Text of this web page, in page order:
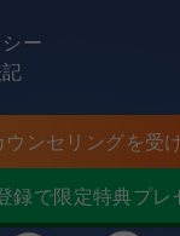
ー
ンセリングを受
録で限定特典プレ